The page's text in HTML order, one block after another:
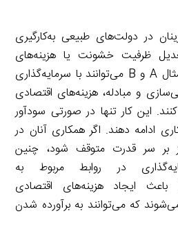
در دولت‌های طبیعی به‌کارگیری
ظرفیت خشونت یا هزینه‌های
اقتصادی مبارزه. به عنوان مثال A و B می‌توانند با سرمایه‌گذاری
و مبادله، هزینه‌های اقتصادی
این کار تنها در صورتی سودآور
ادامه دهند. اگر همکاری آنان در
بر سر قدرت متوقف شود، چنین
در روابط مربوط به
ایجاد هزینه‌های اقتصادی
که می‌توانند به برآورده شدن